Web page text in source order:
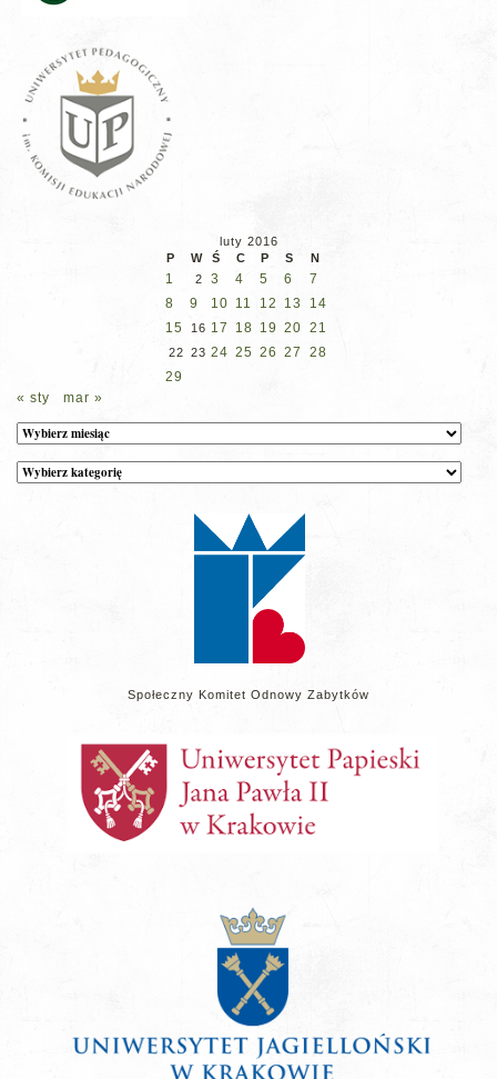
luty 2016
P
W Ś C P S N
1 2 3 4 5 6
7
8
9 10 11 12 13
14
15
16 17 18 19 20 21
22 23 24 25 26 27
28
29
« sty
mar »
Archiwum
Kategorie
wpisów
Społeczny Komitet Odnowy Zabytków